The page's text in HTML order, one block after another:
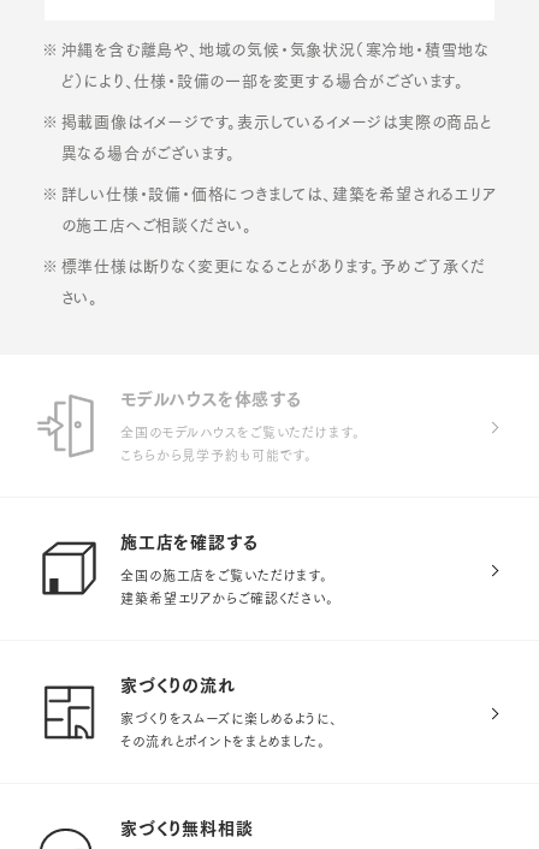
沖縄を含む離島や、地域の気候・気象状況（寒冷地・積雪地な
ど）により、仕様・設備の一部を変更する場合がございます。
掲載画像はイメージです。表示しているイメージは実際の商品と
異なる場合がございます。
詳しい仕様・設備・価格につきましては、建築を希望されるエリア
の施工店へご相談ください。
標準仕様は断りなく変更になることがあります。予めご了承くだ
さい。
モデルハウスを体感する
全国のモデルハウスをご覧いただけます。
こちらから見学予約も可能です。
施工店を確認する
全国の施工店をご覧いただけます。
建築希望エリアからご確認ください。
家づくりの流れ
家づくりをスムーズに楽しめるように、
その流れとポイントをまとめました。
家づくり無料相談